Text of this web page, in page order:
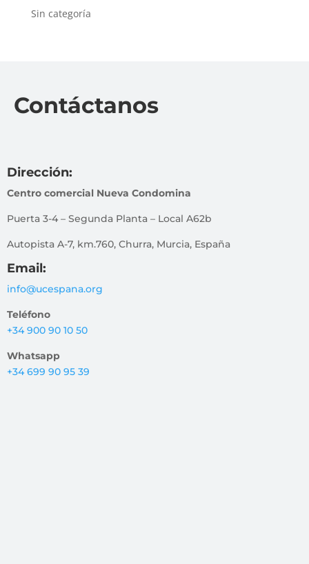
Sin categoría
Contáctanos
Dirección:
Centro comercial Nueva Condomina
Puerta 3-4 – Segunda Planta – Local A62b
Autopista A-7, km.760, Churra, Murcia, España
Email:
info@ucespana.org
Teléfono
+34 900 90 10 50
Whatsapp
+34 699 90 95 39